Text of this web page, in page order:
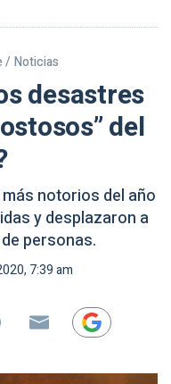
/ Noticias
desastres
del
notorios del año
y desplazaron a
personas.
7:39 am